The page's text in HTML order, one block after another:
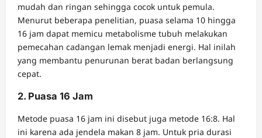
mudah dan ringan sehingga cocok untuk pemula.
Menurut beberapa penelitian, puasa selama 10 hingga
16 jam dapat memicu metabolisme tubuh melakukan
pemecahan cadangan lemak menjadi energi. Hal inilah
yang membantu penurunan berat badan berlangsung
cepat.
2. Puasa 16 Jam
Metode puasa 16 jam ini disebut juga metode 16:8. Hal
ini karena ada jendela makan 8 jam. Untuk pria durasi